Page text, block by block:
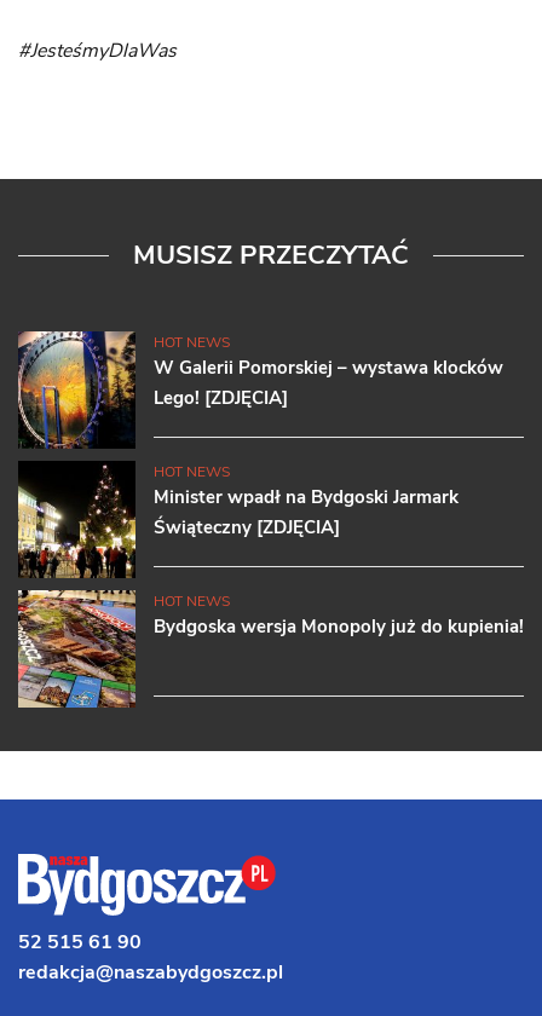
#JesteśmyDlaWas
MUSISZ PRZECZYTAĆ
HOT NEWS
W Galerii Pomorskiej – wystawa klocków
Lego! [ZDJĘCIA]
HOT NEWS
Minister wpadł na Bydgoski Jarmark
Świąteczny [ZDJĘCIA]
HOT NEWS
Bydgoska wersja Monopoly już do kupienia!
52 515 61 90
redakcja@naszabydgoszcz.pl